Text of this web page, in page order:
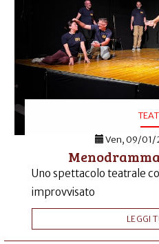
Ven, 09/
Uno spettacolo teatrale
improvvisato
LEGGI